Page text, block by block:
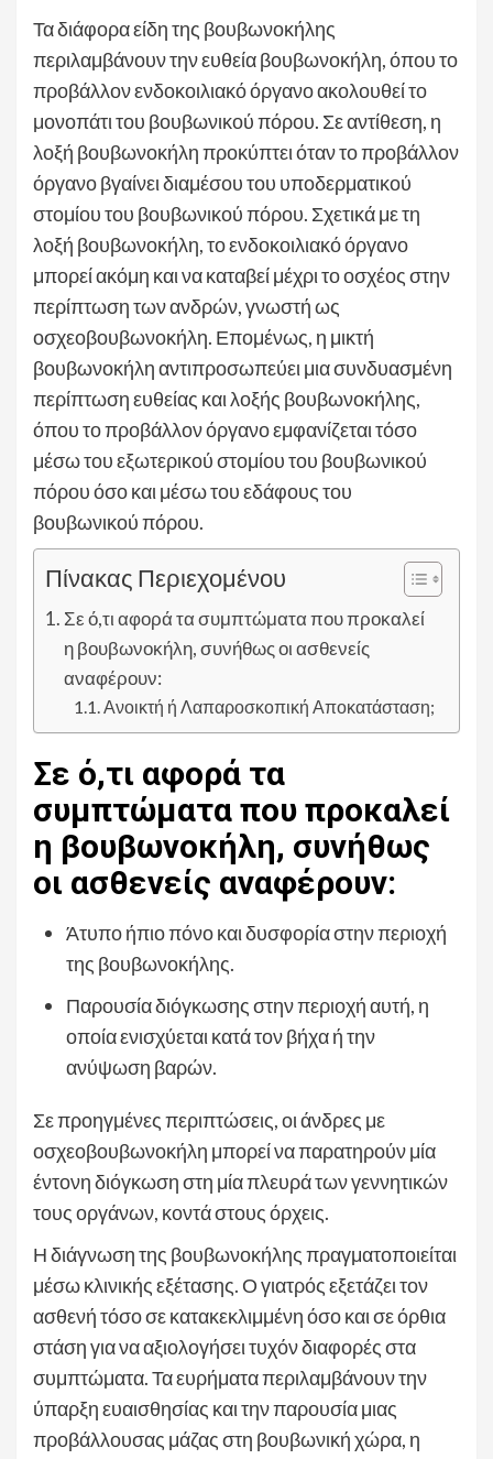
Τα διάφορα είδη της βουβωνοκήλης
περιλαμβάνουν την ευθεία βουβωνοκήλη, όπου το
προβάλλον ενδοκοιλιακό όργανο ακολουθεί το
μονοπάτι του βουβωνικού πόρου. Σε αντίθεση, η
λοξή βουβωνοκήλη προκύπτει όταν το προβάλλον
όργανο βγαίνει διαμέσου του υποδερματικού
στομίου του βουβωνικού πόρου. Σχετικά με τη
λοξή βουβωνοκήλη, το ενδοκοιλιακό όργανο
μπορεί ακόμη και να καταβεί μέχρι το οσχέος στην
περίπτωση των ανδρών, γνωστή ως
οσχεοβουβωνοκήλη. Επομένως, η μικτή
βουβωνοκήλη αντιπροσωπεύει μια συνδυασμένη
περίπτωση ευθείας και λοξής βουβωνοκήλης,
όπου το προβάλλον όργανο εμφανίζεται τόσο
μέσω του εξωτερικού στομίου του βουβωνικού
πόρου όσο και μέσω του εδάφους του
βουβωνικού πόρου.
Πίνακας Περιεχομένου
Σε ό,τι αφορά τα συμπτώματα που προκαλεί
η βουβωνοκήλη, συνήθως οι ασθενείς
αναφέρουν:
Ανοικτή ή Λαπαροσκοπική Αποκατάσταση;
Σε ό,τι αφορά τα
συμπτώματα που προκαλεί
η βουβωνοκήλη, συνήθως
οι ασθενείς αναφέρουν:
Άτυπο ήπιο πόνο και δυσφορία στην περιοχή
της βουβωνοκήλης.
Παρουσία διόγκωσης στην περιοχή αυτή, η
οποία ενισχύεται κατά τον βήχα ή την
ανύψωση βαρών.
Σε προηγμένες περιπτώσεις, οι άνδρες με
οσχεοβουβωνοκήλη μπορεί να παρατηρούν μία
έντονη διόγκωση στη μία πλευρά των γεννητικών
τους οργάνων, κοντά στους όρχεις.
Η διάγνωση της βουβωνοκήλης πραγματοποιείται
μέσω κλινικής εξέτασης. Ο γιατρός εξετάζει τον
ασθενή τόσο σε κατακεκλιμμένη όσο και σε όρθια
στάση για να αξιολογήσει τυχόν διαφορές στα
συμπτώματα. Τα ευρήματα περιλαμβάνουν την
ύπαρξη ευαισθησίας και την παρουσία μιας
προβάλλουσας μάζας στη βουβωνική χώρα, η